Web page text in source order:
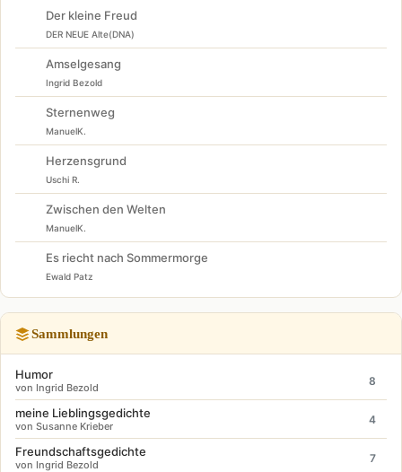
Der kleine Freud
DER NEUE Alte(DNA)
Amselgesang
Ingrid Bezold
Sternenweg
ManuelK.
Herzensgrund
Uschi R.
Zwischen den Welten
ManuelK.
Es riecht nach Sommermorge
Ewald Patz
Sammlungen
Humor
von Ingrid Bezold
8
meine Lieblingsgedichte
von Susanne Krieber
4
Freundschaftsgedichte
von Ingrid Bezold
7